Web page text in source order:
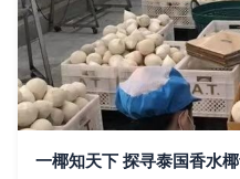
一椰知天下 探寻泰国香水